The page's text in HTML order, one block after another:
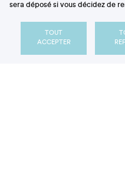
Les études, aux
n’ont pas permis
sera déposé si vous décidez de
TOUT
ACCEPTER